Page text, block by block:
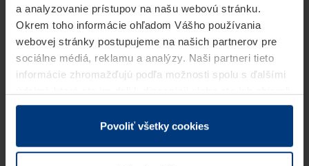
a analyzovanie prístupov na našu webovú stránku.
Okrem toho informácie ohľadom Vášho používania
webovej stránky postupujeme na našich partnerov pre
sociálne médiá, reklamu a analýzy. Naši partneri tieto
informácie zhromažďujú podľa možnosti spolu s ďalšími
v rámci Vášho využívania služieb.
Z právneho hľadiska môžeme cookies ukladať na Vašom
prevádzku tejto stránky. Pre všetky ostatné typy cookie
Povoliť všetky cookies